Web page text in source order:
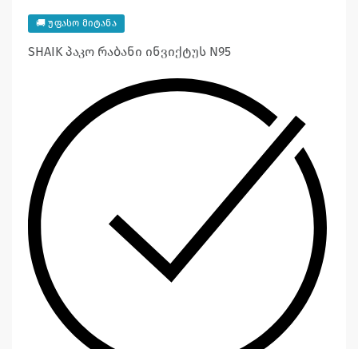
🚚 უფასო მიტანა
SHAIK პაკო რაბანი ინვიქტუს N95